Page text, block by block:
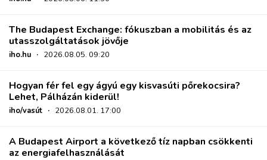
The Budapest Exchange: fókuszban a mobilitás és az
utasszolgáltatások jövője
iho.hu · 2026.08.05. 09:20
Hogyan fér fel egy ágyú egy kisvasúti pőrekocsira?
Lehet, Pálházán kiderül!
iho/vasút · 2026.08.01. 17:00
A Budapest Airport a következő tíz napban csökkenti
az energiafelhasználását